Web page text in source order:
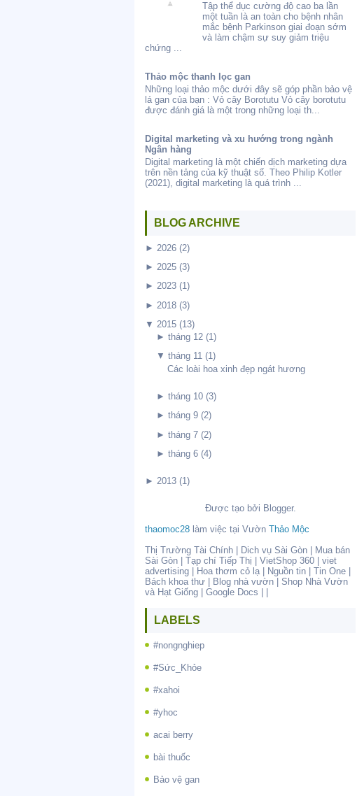
Tập thể dục cường độ cao ba lần
một tuần là an toàn cho bệnh nhân
mắc bệnh Parkinson giai đoạn sớm
và làm chậm sự suy giảm triệu
chứng ...
Thảo mộc thanh lọc gan
Những loại thảo mộc dưới đây sẽ góp phần bảo vệ
lá gan của bạn : Vỏ cây Borotutu Vỏ cây borotutu
được đánh giá là một trong những loại th...
Digital marketing và xu hướng trong ngành
Ngân hàng
Digital marketing là một chiến dịch marketing dựa
trên nền tảng của kỹ thuật số. Theo Philip Kotler
(2021), digital marketing là quá trình ...
BLOG ARCHIVE
► 2026 (2)
► 2025 (3)
► 2023 (1)
► 2018 (3)
▼ 2015 (13)
► tháng 12 (1)
▼ tháng 11 (1)
Các loài hoa xinh đẹp ngát hương
► tháng 10 (3)
► tháng 9 (2)
► tháng 7 (2)
► tháng 6 (4)
► 2013 (1)
Được tạo bởi Blogger.
thaomoc28 làm việc tại Vườn Thảo Mộc
Thị Trường Tài Chính
Dich vụ Sài Gòn
Mua bán
Sài Gòn
Tạp chí Tiếp Thị VietShop 360
viet
advertising
Hoa thơm cỏ lạ| Nguồn tin Tin One
Bách khoa thư
Blog nhà vườn
Shop Nhà Vườn
và Hạt Giống
Google Docs
LABELS
#nongnghiep
#Sức_Khỏe
#xahoi
#yhoc
acai berry
bài thuốc
Bảo vệ gan